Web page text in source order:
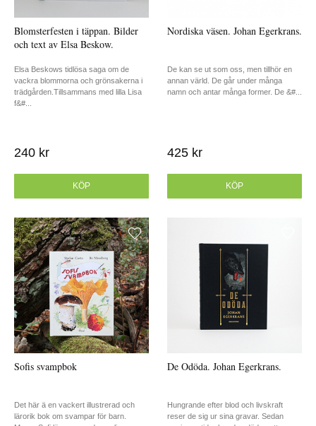
Blomsterfesten i täppan. Bilder
och text av Elsa Beskow.
Elsa Beskows tidlösa saga om de
vackra blommorna och grönsakerna i
trädgården.Tillsammans med lilla Lisa
f&#...
240 kr
KÖP
Nordiska väsen. Johan Egerkrans.
De kan se ut som oss, men tillhör en
annan värld. De går under många
namn och antar många former. De &#...
425 kr
KÖP
Sofis svampbok
Det här ä en vackert illustrerad och
lärorik bok om svampar för barn.
De Odöda. Johan Egerkrans.
Hungrande efter blod och livskraft
reser de sig ur sina gravar. Sedan